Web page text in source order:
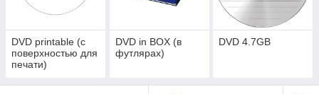
DVD printable (с
поверхностью для
печати)
DVD in BOX (в
футлярах)
DVD 4.7GB